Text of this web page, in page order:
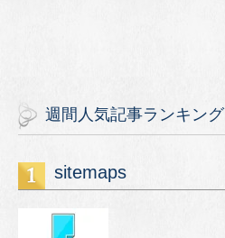
週間人気記事ランキング
sitemaps